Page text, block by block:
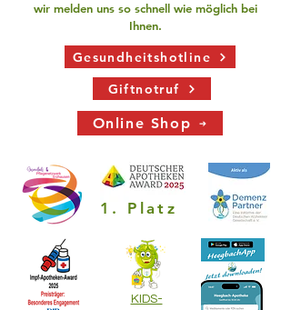
1. Platz
Giftnotruf
Gesundheitshotline
Online Shop
wir melden uns so schnell wie möglich bei
Ihnen.
KIDS-